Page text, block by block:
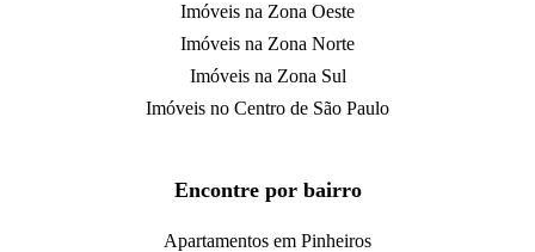
Imóveis na Zona Oeste
Imóveis na Zona Norte
Imóveis na Zona Sul
Imóveis no Centro de São Paulo
Encontre por bairro
Apartamentos em Pinheiros